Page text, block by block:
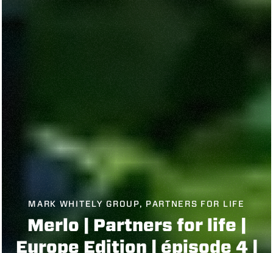
MARK WHITELY GROUP, PARTNERS FOR LIFE
Merlo | Partners for life |
Europe Edition | épisode 4 |